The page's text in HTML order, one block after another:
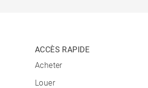
ACCÈS RAPIDE
Acheter
Louer